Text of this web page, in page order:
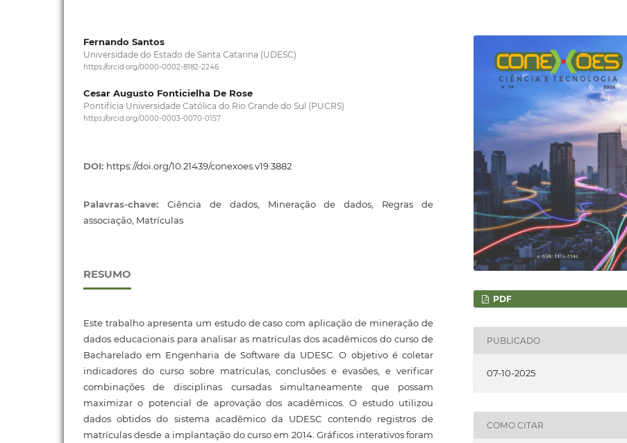
Fernando Santos
Universidade do Estado de Santa Catarina (UDESC)
https://orcid.org/0000-0002-8182-2246
Cesar Augusto Fonticielha De Rose
Pontifícia Universidade Católica do Rio Grande do Sul (PUCRS)
https://orcid.org/0000-0003-0070-0157
DOI: https://doi.org/10.21439/conexoes.v19.3882
Palavras-chave: Ciência de dados, Mineração de dados, Regras de
associação, Matrículas
RESUMO
Este trabalho apresenta um estudo de caso com aplicação de mineração de
dados educacionais para analisar as matrículas dos acadêmicos do curso de
Bacharelado em Engenharia de Software da UDESC. O objetivo é coletar
indicadores do curso sobre matrículas, conclusões e evasões, e verificar
combinações de disciplinas cursadas simultaneamente que possam
maximizar o potencial de aprovação dos acadêmicos. O estudo utilizou
dados obtidos do sistema acadêmico da UDESC contendo registros de
matrículas desde a implantação do curso em 2014. Gráficos interativos foram
PDF
PUBLICADO
07-10-2025
COMO CITAR